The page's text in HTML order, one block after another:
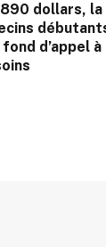
890 dollars, la
d’appel à